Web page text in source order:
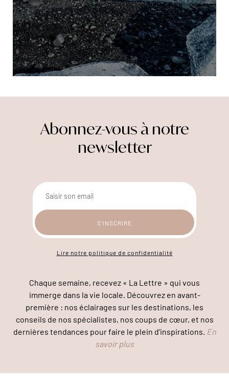
Abonnez-vous à notre
newsletter
Lire notre politique de confidentialité
Chaque semaine, recevez « La Lettre » qui vous
immerge dans la vie locale. Découvrez en avant-
première : nos éclairages sur les destinations, les
conseils de nos spécialistes, nos coups de cœur, et nos
dernières tendances pour faire le plein d’inspirations. En
savoir plus